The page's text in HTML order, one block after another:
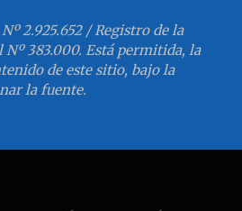
2.925.652 / Registro de la
383.000. Está permitida, la
de este sitio, bajo la
la fuente.